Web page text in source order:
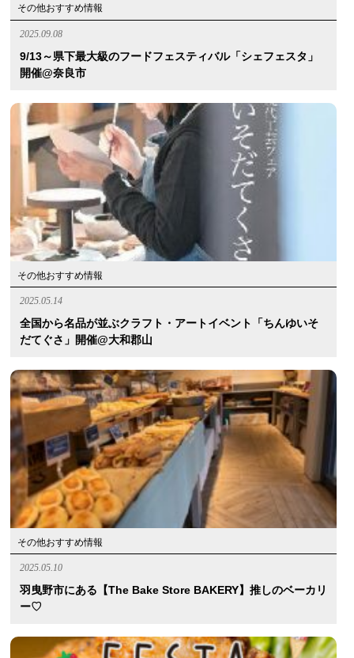
その他おすすめ情報
2025.09.08
9/13～県下最大級のフードフェスティバル「シェフェスタ」
開催@奈良市
その他おすすめ情報
2025.05.14
全国から名品が並ぶクラフト・アートイベント「ちんゆいそ
だてぐさ」開催@大和郡山
その他おすすめ情報
2025.05.10
羽曳野市にある【The Bake Store BAKERY】推しのベーカリ
ー♡